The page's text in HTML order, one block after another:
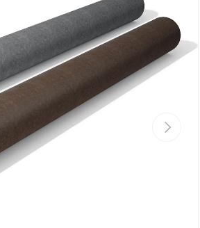
Tālāk